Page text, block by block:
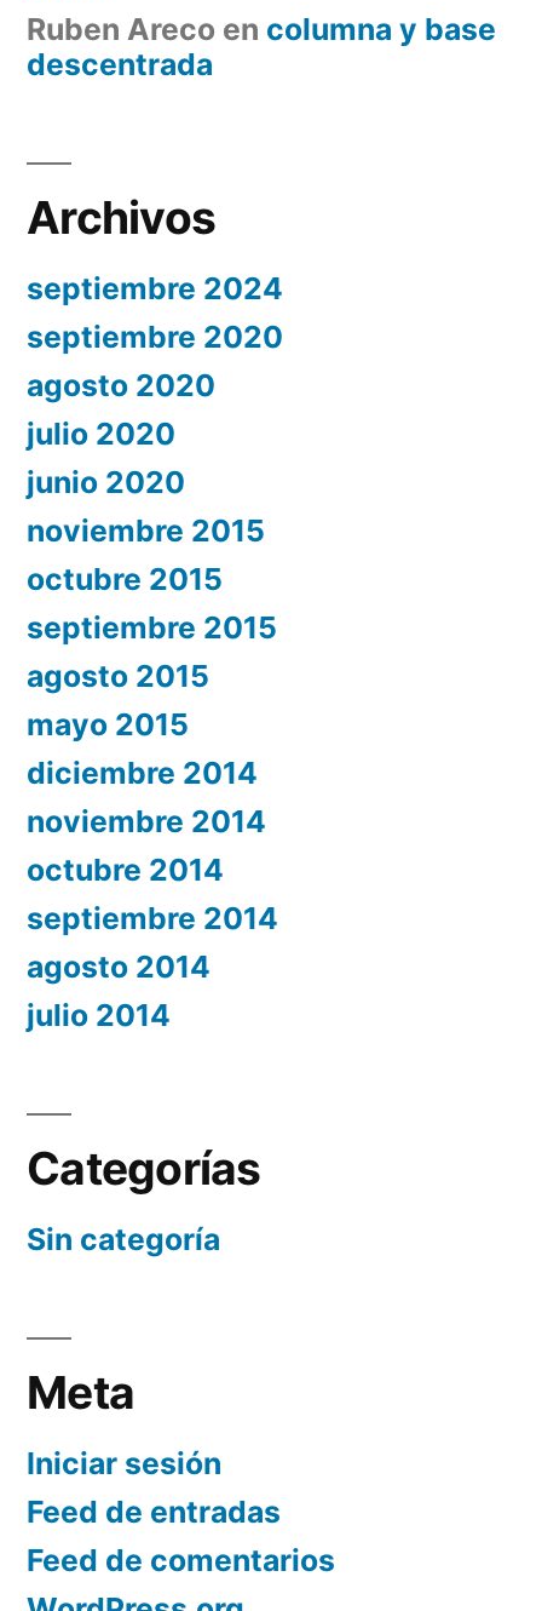
Ruben Areco en columna y base
descentrada
Archivos
septiembre 2024
septiembre 2020
agosto 2020
julio 2020
junio 2020
noviembre 2015
octubre 2015
septiembre 2015
agosto 2015
mayo 2015
diciembre 2014
noviembre 2014
octubre 2014
septiembre 2014
agosto 2014
julio 2014
Categorías
Sin categoría
Meta
Iniciar sesión
Feed de entradas
Feed de comentarios